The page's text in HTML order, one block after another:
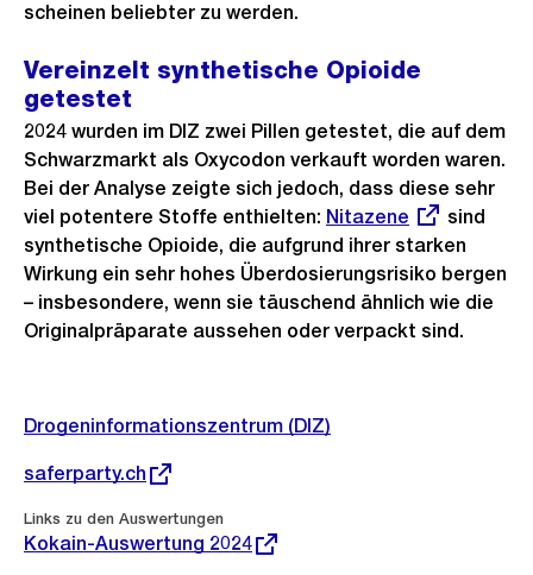
scheinen beliebter zu werden.
Vereinzelt synthetische Opioide
getestet
2024 wurden im DIZ zwei Pillen getestet, die auf dem
Schwarzmarkt als Oxycodon verkauft worden waren.
Bei der Analyse zeigte sich jedoch, dass diese sehr
viel potentere Stoffe enthielten: Externer
Link:
Nitazene
sind
synthetische Opioide, die aufgrund ihrer starken
Wirkung ein sehr hohes Überdosierungsrisiko bergen
– insbesondere, wenn sie täuschend ähnlich wie die
Originalpräparate aussehen oder verpackt sind.
Weitere
Drogeninformationszentrum (DIZ)
Externer
saferparty.ch
Links zu den Auswertungen
Externer
Link:
Kokain-Auswertung 2024